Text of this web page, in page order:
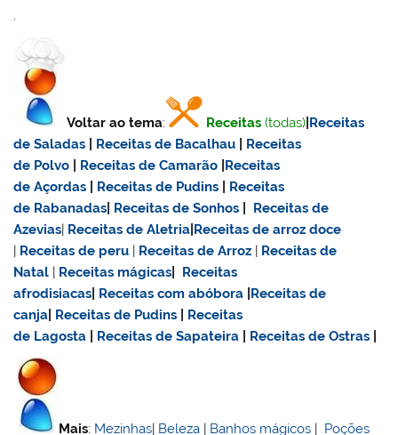
Voltar ao tema: Receitas (todas) Receitas
de Saladas
Receitas de Bacalhau
Receitas
de Polvo
Receitas de Camarão Receitas
de Açordas
Receitas de Pudins
Receitas
de Rabanadas Receitas de Sonhos
Receitas de
Azevias| Receitas de Aletria Receitas dearroz doce
| Receitas de peru | Receitas de Arroz | Receitas de
Natal | Receitas mágicas
Receitas
afrodisiacas Receitas com abóbora Receitas de
canja Receitas de Pudins
Receitas
de Lagosta
Receitas de Sapateira Receitas de Ostras
Mais: Mezinhas| Beleza | Banhos mágicos | Poções